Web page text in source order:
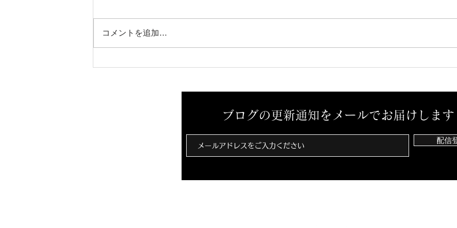
芳醇な香り 予感？ 孤独
コメントを追加…
ブログの更新通知をメールでお届けします
配信